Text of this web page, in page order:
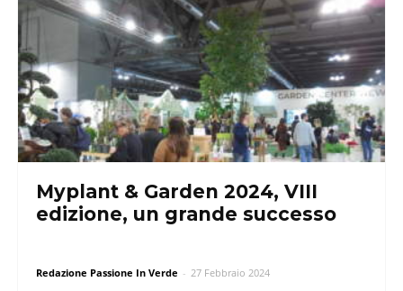
Myplant & Garden 2024, VIII
edizione, un grande successo
Redazione Passione In Verde - 27 Febbraio 2024